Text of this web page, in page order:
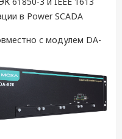
в Power SCADA
с модулем DA-